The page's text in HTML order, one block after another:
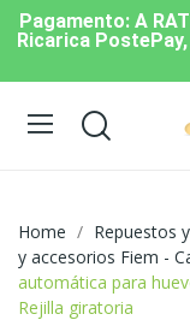
Pagamento: A
Ricarica
Home Repuestos
y accesorios Fiem -
automática para
Rejilla giratoria